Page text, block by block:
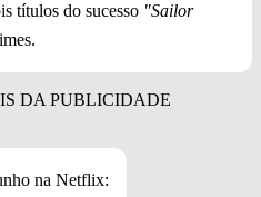
títulos do sucesso "Sailor
na Netflix: